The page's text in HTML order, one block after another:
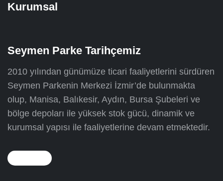
Kurumsal
Seymen Parke Tarihçemiz
2010 yılından günümüze ticari faaliyetlerini sürdüren
Seymen Parkenin Merkezi İzmir’de bulunmakta
olup, Manisa, Balıkesir, Aydın, Bursa Şubeleri ve
bölge depoları ile yüksek stok gücü, dinamik ve
kurumsal yapısı ile faaliyetlerine devam etmektedir.